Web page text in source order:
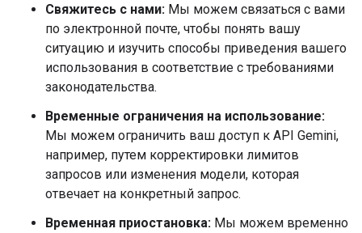
Свяжитесь с нами: Мы можем связаться с вами
по электронной почте, чтобы понять вашу
ситуацию и изучить способы приведения вашего
использования в соответствие с требованиями
законодательства.
Временные ограничения на использование:
Мы можем ограничить ваш доступ к API Gemini,
например, путем корректировки лимитов
запросов или изменения модели, которая
отвечает на конкретный запрос.
Временная приостановка: Мы можем временно